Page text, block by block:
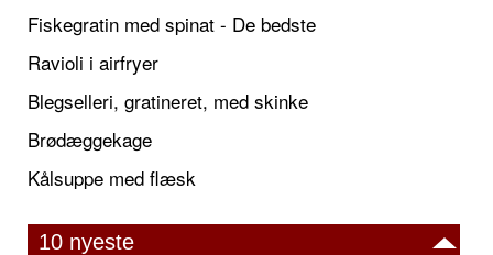
Fiskegratin med spinat - De bedste
Ravioli i airfryer
Blegselleri, gratineret, med skinke
Brødæggekage
Kålsuppe med flæsk
10 nyeste